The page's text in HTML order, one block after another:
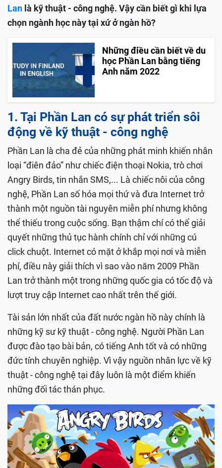
Lan là kỹ thuật - công nghệ. Vậy cần biết gì khi lựa
chọn ngành học này tại xứ ở ngàn hồ?
Những điều cần biết về du
học Phần Lan bằng tiếng
Anh năm 2022
1. Tại Phần Lan có sự phát triển sôi
động về kỹ thuật - công nghệ
Phần Lan là cha đẻ của những phát minh khiến nhân
loại “điên đảo” như chiếc điện thoại Nokia, trò chơi
Angry Birds, tin nhắn SMS,... Là chiếc nôi của công
nghệ, Phần Lan số hóa mọi thứ và đưa Internet trở
thành một nguồn tài nguyên miễn phí nhưng không
thể thiếu trong cuộc sống. Bạn thậm chí có thể giải
quyết những thủ tục hành chính chỉ với những cú
click chuột. Internet có mặt ở khắp mọi nơi và miễn
phí, điều này giải thích vì sao vào năm 2009 Phần
Lan trở thành một trong những quốc gia có tốc độ và
lượt truy cập Internet cao nhất trên thế giới.
Tài sản lớn nhất của đất nước ngàn hồ này chính là
những kỹ sư kỹ thuật - công nghệ. Người Phần Lan
được đào tạo bài bản, có tiếng Anh tốt và có những
đức tính chuyên nghiệp. Vì vậy nguồn nhân lực về kỹ
thuật - công nghệ tại đây luôn là một điểm khiến
những đối tác thán phục.